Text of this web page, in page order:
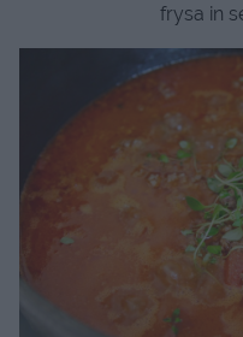
frysa in